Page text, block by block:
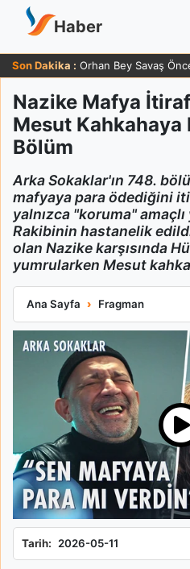
Haber
Son Dakika : Orhan Bey Savaş
Nazike Mafya
Mesut Kahkahaya
Bölüm
Arka Sokaklar'ın 748.
mafyaya para ödediğini
yalnızca "koruma" amaçlı
Rakibinin hastanelik
olan Nazike karşısında
yumrularken Mesut
Ana Sayfa Fragman
Nazike Mafya İtirafını
Tarih: 2026-05-11